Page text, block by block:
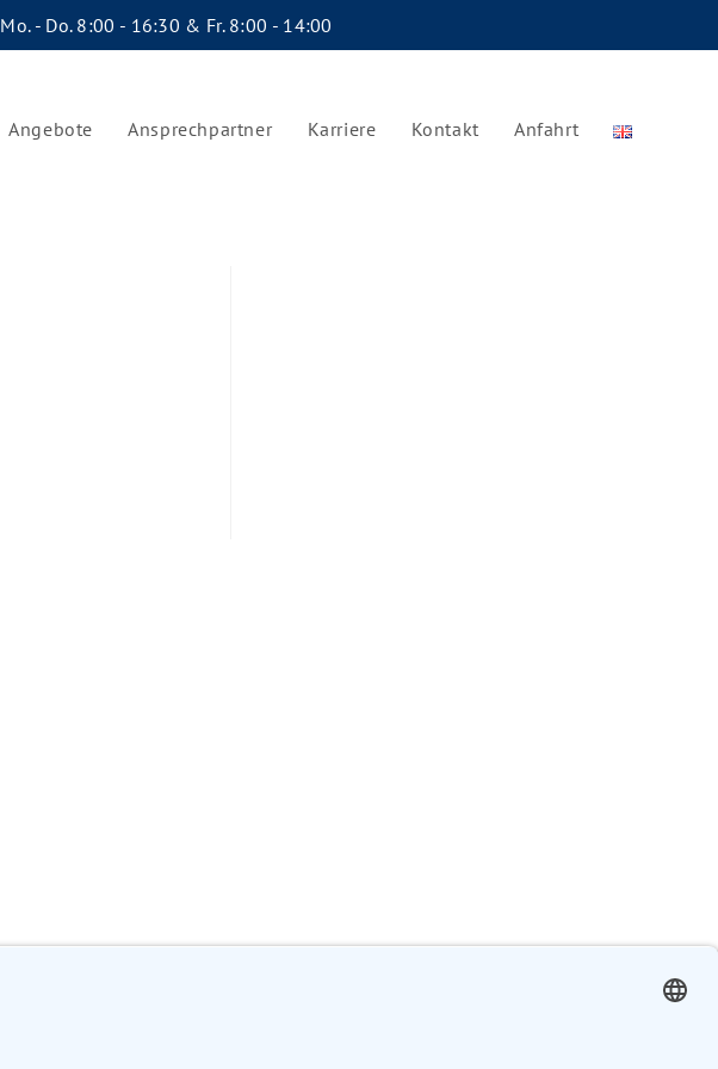
Mo. - Do. 8:00 - 16:30 & Fr. 8:00 - 14:00
Angebote Ansprechpartner Karriere Kontakt Anfahrt